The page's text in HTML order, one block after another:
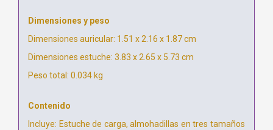
Dimensiones y peso
Dimensiones auricular: 1.51 x 2.16 x 1.87 cm
Dimensiones estuche: 3.83 x 2.65 x 5.73 cm
Peso total: 0.034 kg
Contenido
Incluye: Estuche de carga, almohadillas en tres tamaños